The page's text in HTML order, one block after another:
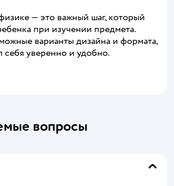
— это важный шаг, который
при изучении предмета.
варианты дизайна и формата,
себя уверенно и удобно.
вопросы